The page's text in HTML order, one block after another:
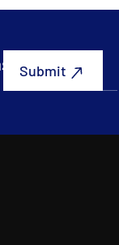
Terbaru